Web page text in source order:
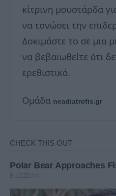
κίτρινη μουστάρδα
να τονώσει την
Δοκιμάστε το σε μια
να βεβαιωθείτε ότι
ερεθιστικό.
Ομάδα neadiatrofis.gr